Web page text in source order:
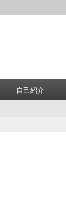
自己紹介